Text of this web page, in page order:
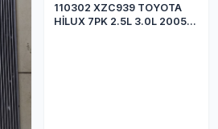
110302 XZC939 TOYOTA
HİLUX 7PK 2.5L 3.0L 2005